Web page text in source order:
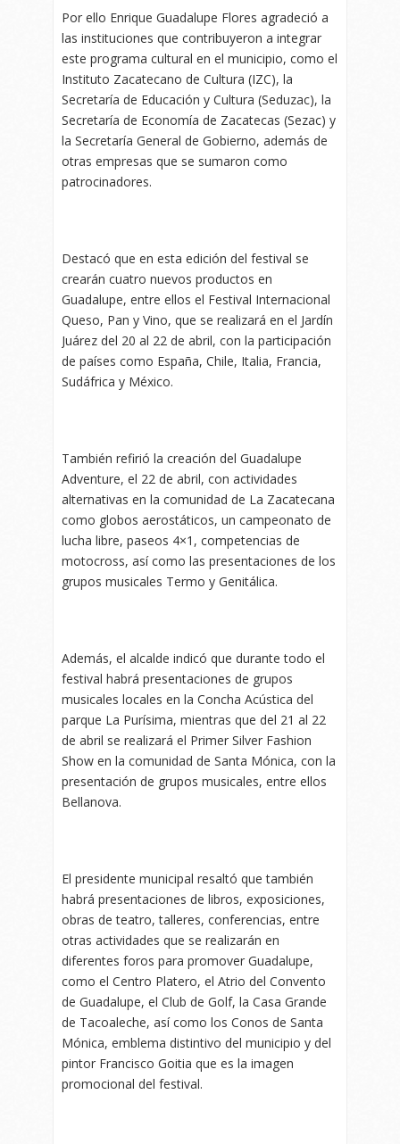
Por ello Enrique Guadalupe Flores agradeció a
las instituciones que contribuyeron a integrar
este programa cultural en el municipio, como el
Instituto Zacatecano de Cultura (IZC), la
Secretaría de Educación y Cultura (Seduzac), la
Secretaría de Economía de Zacatecas (Sezac) y
la Secretaría General de Gobierno, además de
otras empresas que se sumaron como
patrocinadores.
Destacó que en esta edición del festival se
crearán cuatro nuevos productos en
Guadalupe, entre ellos el Festival Internacional
Queso, Pan y Vino, que se realizará en el Jardín
Juárez del 20 al 22 de abril, con la participación
de países como España, Chile, Italia, Francia,
Sudáfrica y México.
También refirió la creación del Guadalupe
Adventure, el 22 de abril, con actividades
alternativas en la comunidad de La Zacatecana
como globos aerostáticos, un campeonato de
lucha libre, paseos 4×1, competencias de
motocross, así como las presentaciones de los
grupos musicales Termo y Genitálica.
Además, el alcalde indicó que durante todo el
festival habrá presentaciones de grupos
musicales locales en la Concha Acústica del
parque La Purísima, mientras que del 21 al 22
de abril se realizará el Primer Silver Fashion
Show en la comunidad de Santa Mónica, con la
presentación de grupos musicales, entre ellos
Bellanova.
El presidente municipal resaltó que también
habrá presentaciones de libros, exposiciones,
obras de teatro, talleres, conferencias, entre
otras actividades que se realizarán en
diferentes foros para promover Guadalupe,
como el Centro Platero, el Atrio del Convento
de Guadalupe, el Club de Golf, la Casa Grande
de Tacoaleche, así como los Conos de Santa
Mónica, emblema distintivo del municipio y del
pintor Francisco Goitia que es la imagen
promocional del festival.